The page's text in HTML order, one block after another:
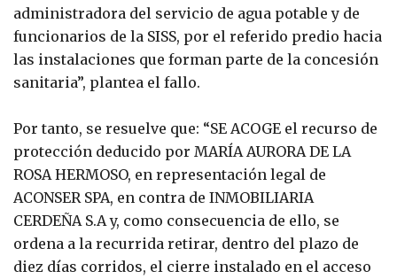
administradora del servicio de agua potable y de
funcionarios de la SISS, por el referido predio hacia
las instalaciones que forman parte de la concesión
sanitaria”, plantea el fallo.
Por tanto, se resuelve que: “SE ACOGE el recurso de
protección deducido por MARÍA AURORA DE LA
ROSA HERMOSO, en representación legal de
ACONSER SPA, en contra de INMOBILIARIA
CERDEÑA S.A y, como consecuencia de ello, se
ordena a la recurrida retirar, dentro del plazo de
diez días corridos, el cierre instalado en el acceso